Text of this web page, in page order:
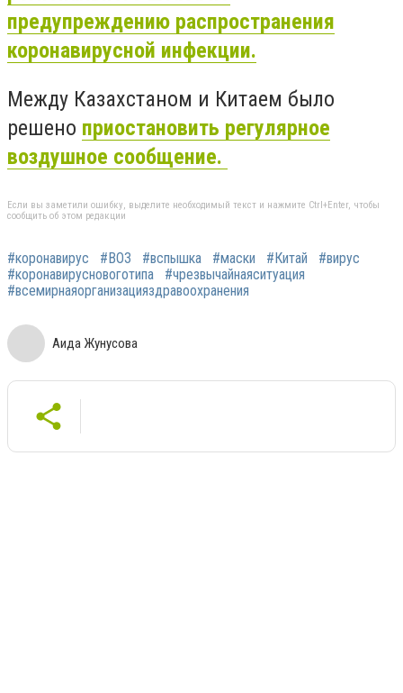
предупреждению распространения
коронавирусной инфекции.
Между Казахстаном и Китаем было
решено приостановить регулярное
воздушное сообщение.
Если вы заметили ошибку, выделите необходимый текст и нажмите Ctrl+Enter, чтобы
сообщить об этом редакции
#коронавирус #ВОЗ #вспышка #маски #Китай
#вирус
#коронавирусновоготипа
#чрезвычайнаяситуация
#всемирнаяорганизацияздравоохранения
Аида Жунусова